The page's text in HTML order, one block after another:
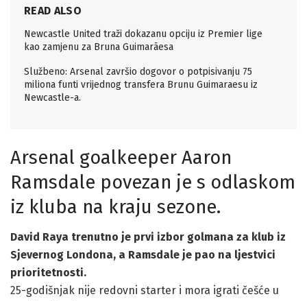
READ ALSO
Newcastle United traži dokazanu opciju iz Premier lige
kao zamjenu za Bruna Guimarãesa
Službeno: Arsenal završio dogovor o potpisivanju 75
miliona funti vrijednog transfera Brunu Guimaraesu iz
Newcastle-a.
Arsenal goalkeeper Aaron
Ramsdale povezan je s odlaskom
iz kluba na kraju sezone.
David Raya trenutno je prvi izbor golmana za klub iz
Sjevernog Londona, a Ramsdale je pao na ljestvici
prioritetnosti.
25-godišnjak nije redovni starter i mora igrati češće u